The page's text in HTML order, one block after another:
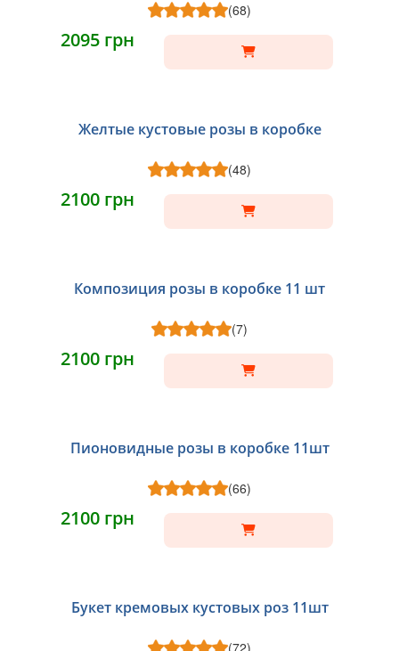
(68)
2095 грн
Желтые кустовые розы в коробке
(48)
2100 грн
Композиция розы в коробке 11 шт
(7)
2100 грн
Пионовидные розы в коробке 11шт
(66)
2100 грн
Букет кремовых кустовых роз 11шт
(72)